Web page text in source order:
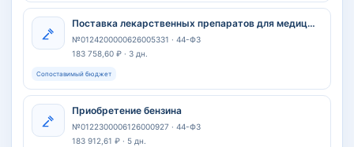
Поставка лекарственных препаратов для медицинского применения (лот 2)
№0124200000626005331 · 44-ФЗ
183 758,60 ₽ · 3 дн.
Сопоставимый бюджет
Приобретение бензина
№0122300006126000927 · 44-ФЗ
183 912,61 ₽ · 5 дн.